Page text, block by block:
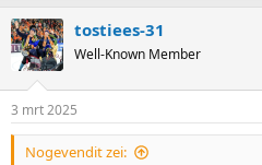
tostiees-31
Well-Known Member
3 mrt 2025
Nogevendit zei: